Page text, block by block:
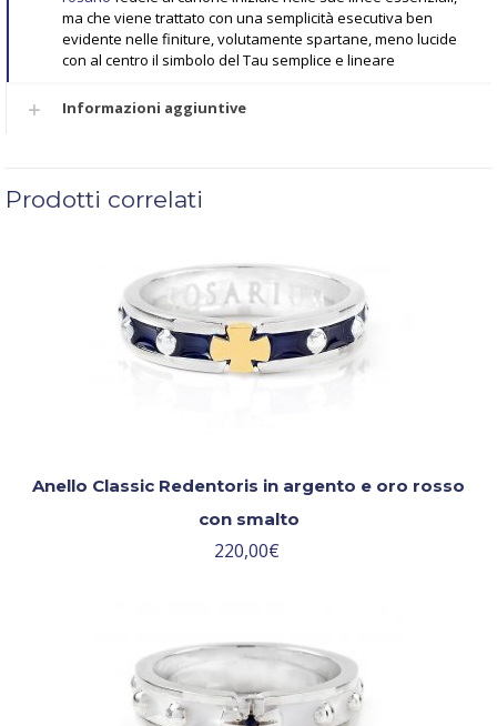
ma che viene trattato con una semplicità esecutiva ben
evidente nelle finiture, volutamente spartane, meno lucide
con al centro il simbolo del Tau semplice e lineare
Informazioni aggiuntive
Prodotti correlati
Anello Classic Redentoris in argento e oro rosso
con smalto
220,00€